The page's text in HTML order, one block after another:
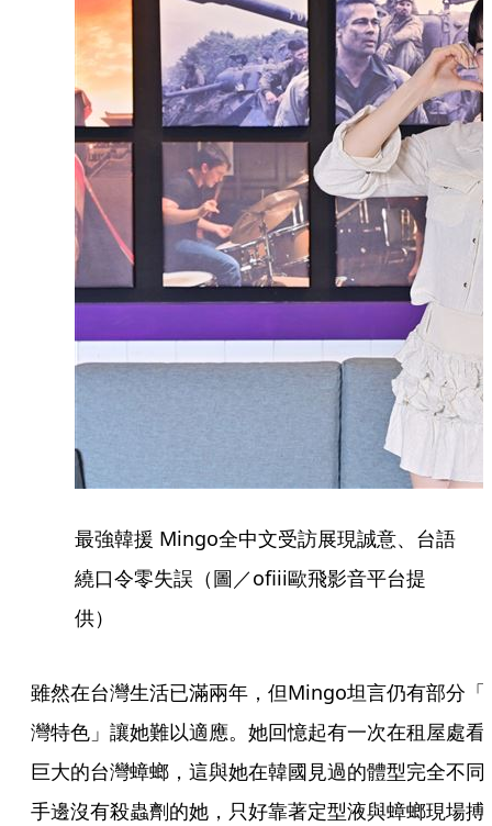
最強韓援 Mingo全中文受訪展現誠意、台語
繞口令零失誤（圖／ofiii歐飛影音平台提
供）
雖然在台灣生活已滿兩年，但Mingo坦言仍有部分「
灣特色」讓她難以適應。她回憶起有一次在租屋處看
巨大的台灣蟑螂，這與她在韓國見過的體型完全不同
手邊沒有殺蟲劑的她，只好靠著定型液與蟑螂現場搏